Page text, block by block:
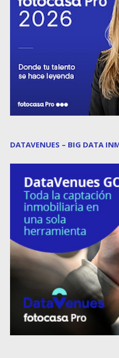
DATAVENUES – BIG DATA